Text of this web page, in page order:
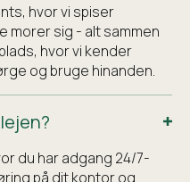
hvor vi spiser
morer sig - alt sammen
hvor vi kender
og bruge hinanden.
du har adgang 24/7-
på dit kontor og